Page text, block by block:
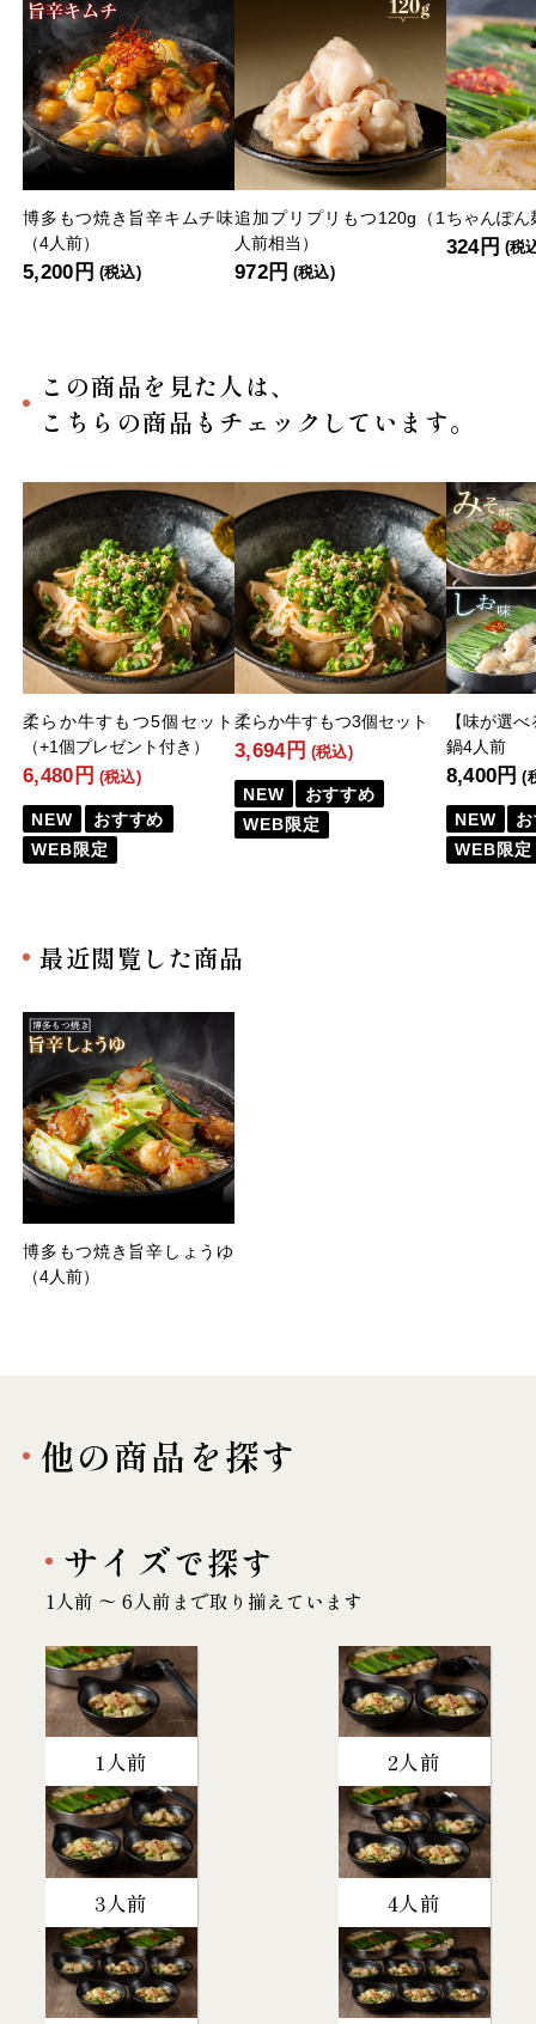
博多もつ焼き旨辛キムチ味
（4人前）
5,200円 (税込)
追加プリプリもつ120g（1
人前相当）
972円 (税込)
ちゃんぽ
324円 (税
この商品を見た人は、
こちらの商品もチェックしています。
柔らか牛すもつ5個セット
（+1個プレゼント付き）
6,480円 (税込)
NEW
おすすめ
WEB限定
柔らか牛すもつ3個セット
3,694円 (税込)
NEW
おすすめ
WEB限定
【味が選
鍋4人前
8,400円 (
NEW
WEB限定
最近閲覧した商品
博多もつ焼き旨辛しょうゆ
（4人前）
他の商品を探す
サイズで探す
1人前 〜 6人前まで取り揃えています
1人前 2人前
3人前 4人前